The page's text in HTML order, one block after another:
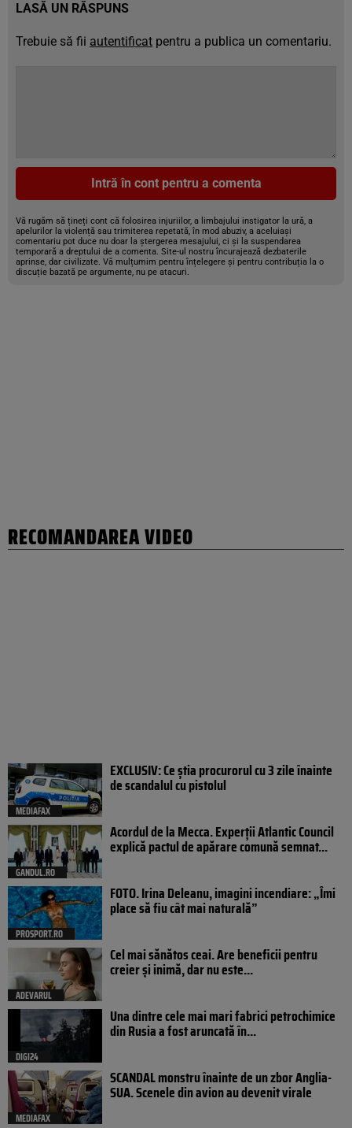
LASĂ UN RĂSPUNS
Trebuie să fii autentificat pentru a publica un comentariu.
Intră în cont pentru a comenta
Vă rugăm să țineți cont că folosirea injuriilor, a limbajului instigator la ură, a
apelurilor la violență sau trimiterea repetată, în mod abuziv, a aceluiași
comentariu pot duce nu doar la ștergerea mesajului, ci și la suspendarea
temporară a dreptului de a comenta. Site-ul nostru încurajează dezbaterile
aprinse, dar civilizate. Vă mulțumim pentru înțelegere și pentru contribuția la o
discuție bazată pe argumente, nu pe atacuri.
RECOMANDAREA VIDEO
MEDIAFAX
EXCLUSIV: Ce știa procurorul cu 3 zile înainte
de scandalul cu pistolul
GANDUL.RO
Acordul de la Mecca. Experții Atlantic Council
explică pactul de apărare comună semnat...
PROSPORT.RO
FOTO. Irina Deleanu, imagini incendiare: „Îmi
place să fiu cât mai naturală”
ADEVARUL
Cel mai sănătos ceai. Are beneficii pentru
creier și inimă, dar nu este...
DIGI24
Una dintre cele mai mari fabrici petrochimice
din Rusia a fost aruncată în...
MEDIAFAX
SCANDAL monstru înainte de un zbor Anglia-
SUA. Scenele din avion au devenit virale